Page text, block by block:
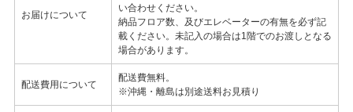
お届けについて
い合わせください。
納品フロア数、及びエレベーターの有無を必ず記
載ください。未記入の場合は1階でのお渡しとなる
場合があります。
配送費用について
配送費無料。
※沖縄・離島は別途送料お見積り